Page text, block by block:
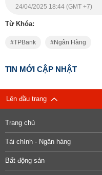
24/04/2025 18:44 (GMT +7)
Từ Khóa:
TPBank Ngân Hàng
TIN MỚI CẬP NHẬT
Lên đầu trang
Trang chủ
Tài chính - Ngân hàng
Bất động sản